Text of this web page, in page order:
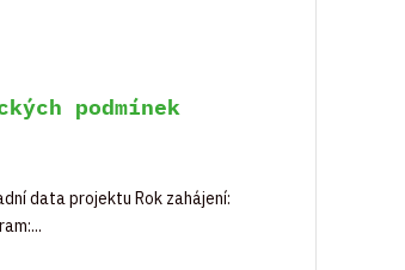
podmínek
data projektu Rok zahájení: